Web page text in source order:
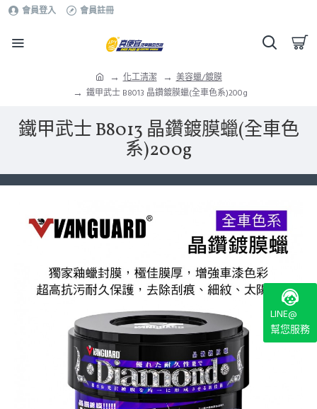
會員登入 會員註冊
化工清潔
美容蠟/鍍膜
鐵甲武士 B8013 晶鑽鍍膜蠟(全車色系)200g
鐵甲武士 B8013 晶鑽鍍膜蠟(全車色
系)200g
LINE@
幫您服務